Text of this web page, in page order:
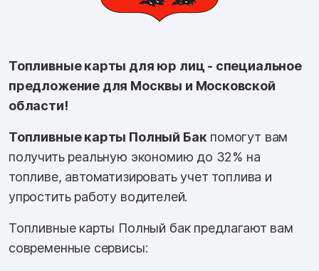
Топливные карты для юр лиц - специальное
предложение для Москвы и Московской
области!
Топливные карты Полный Бак помогут вам
получить реальную экономию до 32% на
топливе, автоматизировать учет топлива и
упростить работу водителей.
Топливные карты Полный бак предлагают вам
современные сервисы: